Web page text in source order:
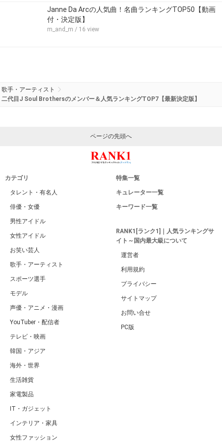
Janne Da Arcの人気曲！名曲ランキングTOP50【動画
付・決定版】
m_and_m / 16 view
歌手・アーティスト
二代目J Soul Brothersのメンバー＆人気ランキングTOP7【最新決定版】
ページの先頭へ
カテゴリ
タレント・有名人
俳優・女優
男性アイドル
女性アイドル
お笑い芸人
歌手・アーティスト
スポーツ選手
モデル
声優・アニメ・漫画
YouTuber・配信者
テレビ・映画
韓国・アジア
海外・世界
生活雑貨
家電製品
IT・ガジェット
インテリア・家具
女性ファッション
特集一覧
キュレーター一覧
キーワード一覧
RANK1[ランク1]｜人気ランキングサ
イト～国内最大級について
運営者
利用規約
プライバシー
サイトマップ
お問い合せ
PC版